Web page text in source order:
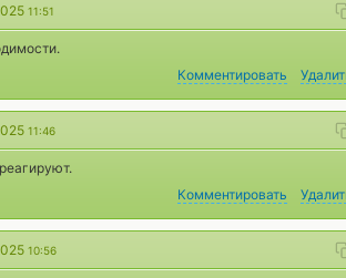
11:51
Комментировать
11:46
Комментировать
10:56